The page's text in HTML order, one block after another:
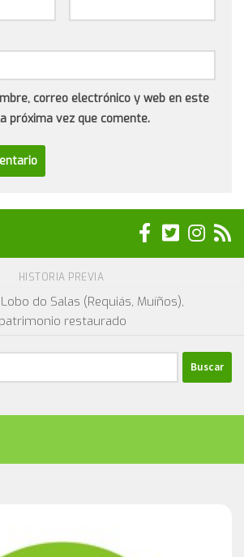
correo electrónico y web en este
próxima vez que comente.
HISTORIA PREVIA
do Salas (Requiás, Muíños),
patrimonio restaurado